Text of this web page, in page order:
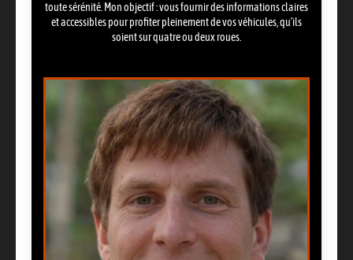
toute sérénité. Mon objectif : vous fournir des informations claires
et accessibles pour profiter pleinement de vos véhicules, qu’ils
soient sur quatre ou deux roues.